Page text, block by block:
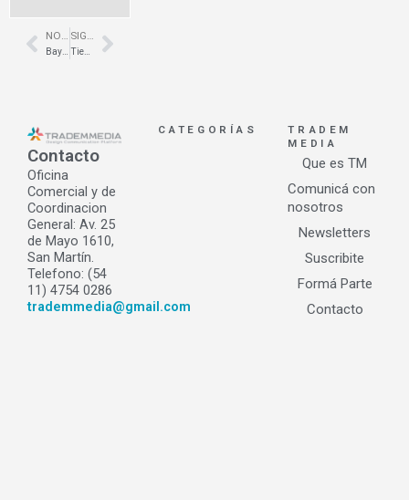
Prev
NOTA ANTERIOR
Bayer de Alemania – RMB Design Solutions
SIGUIENTE NOTA
Tiendas Naturales – Zona IV + BPM Arquitectura Next
Contacto
Oficina
Comercial y de
Coordinacion
General: Av. 25
de Mayo 1610,
San Martín.
Telefono: (54
11) 4754 0286
trademmedia@gmail.com
CATEGORÍAS
TRADEM
MEDIA
Que es TM
Comunicá con
nosotros
Newsletters
Suscribite
Formá Parte
Contacto